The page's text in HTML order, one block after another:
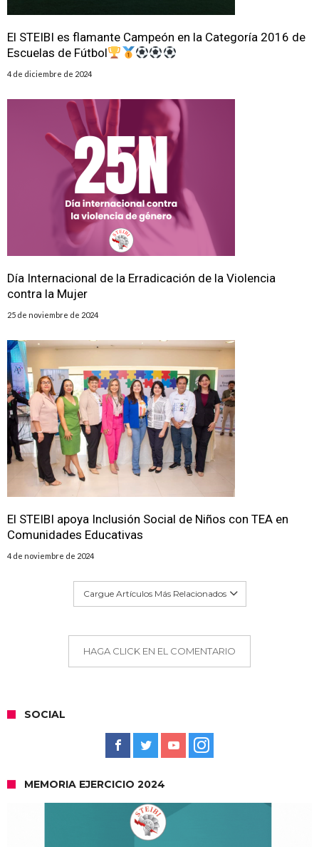
El STEIBI es flamante Campeón en la Categoría 2016 de
Escuelas de Fútbol
4 de diciembre de 2024
Día Internacional de la Erradicación de la Violencia
contra la Mujer
25 de noviembre de 2024
El STEIBI apoya Inclusión Social de Niños con TEA en
Comunidades Educativas
4 de noviembre de 2024
Cargue Artículos Más Relacionados
HAGA CLICK EN EL COMENTARIO
SOCIAL
MEMORIA EJERCICIO 2024